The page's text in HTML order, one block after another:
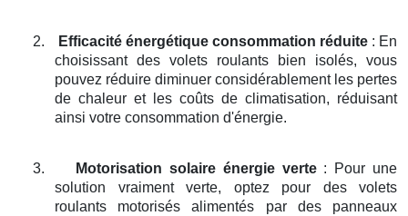
2. Efficacité énergétique consommation réduite : En
choisissant des volets roulants bien isolés, vous
pouvez réduire diminuer considérablement les pertes
de chaleur et les coûts de climatisation, réduisant
ainsi votre consommation d'énergie.
3. Motorisation solaire énergie verte: Pour une
solution vraiment verte, optez pour des volets
roulants motorisés alimentés par des panneaux